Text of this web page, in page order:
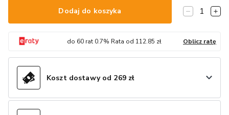
Dodaj do koszyka 1
do 60rat 0.7% Rata od 112.85 zł Oblicz ratę
Koszt dostawy od 269 zł